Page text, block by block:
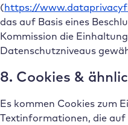
(https://
das auf Basis eines
Kommission die
Datenschutzniveaus
8. Cookies &
Es kommen Cookies zum
Textinformationen, die